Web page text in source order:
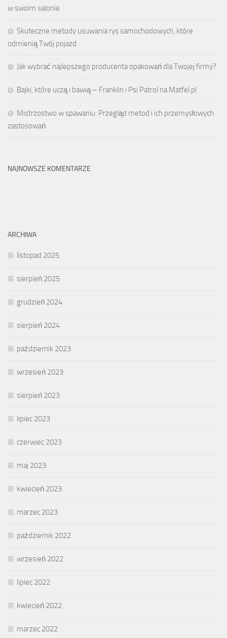
w swoim salonie
Skuteczne metody usuwania rys samochodowych, które
odmienią Twój pojazd
Jak wybrać najlepszego producenta opakowań dla Twojej firmy?
Bajki, które uczą i bawią – Franklin i Psi Patrol na Matfel.pl
Mistrzostwo w spawaniu: Przegląd metod i ich przemysłowych
zastosowań
NAJNOWSZE KOMENTARZE
ARCHIWA
listopad 2025
sierpień 2025
grudzień 2024
sierpień 2024
październik 2023
wrzesień 2023
sierpień 2023
lipiec 2023
czerwiec 2023
maj 2023
kwiecień 2023
marzec 2023
październik 2022
wrzesień 2022
lipiec 2022
kwiecień 2022
marzec 2022